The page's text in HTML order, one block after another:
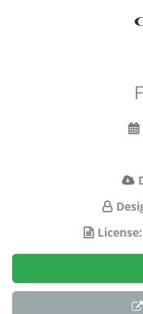
License: